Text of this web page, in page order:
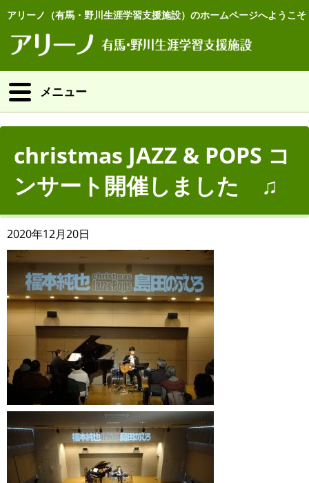
アリーノ（有馬・野川生涯学習支援施設）のホームページへようこそ
メニュー
christmas JAZZ & POPS コ
ンサート開催しました ♫
2020年12月20日